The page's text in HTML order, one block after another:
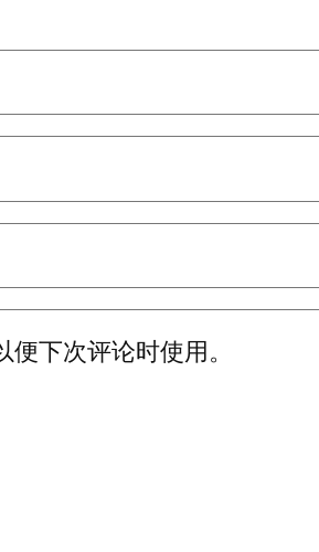
下次评论时使用。